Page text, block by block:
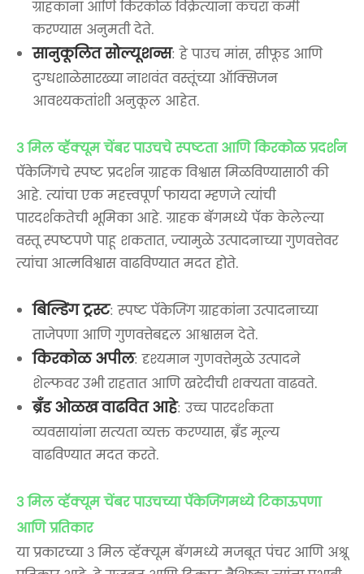
ग्राहकांना आणि किरकोळ विक्रेत्यांना कचरा कमी
करण्यास अनुमती देते.
सानुकूलित सोल्यूशन्स: हे पाउच मांस, सीफूड आणि
दुग्धशाळेसारख्या नाशवंत वस्तूंच्या ऑक्सिजन
आवश्यकतांशी अनुकूल आहेत.
3 मिल व्हॅक्यूम चेंबर पाउचचे स्पष्टता आणि किरकोळ प्रदर्शन
पॅकेजिंगचे स्पष्ट प्रदर्शन ग्राहक विश्वास मिळविण्यासाठी की
आहे. त्यांचा एक महत्त्वपूर्ण फायदा म्हणजे त्यांची
पारदर्शकतेची भूमिका आहे. ग्राहक बॅगमध्ये पॅक केलेल्या
वस्तू स्पष्टपणे पाहू शकतात, ज्यामुळे उत्पादनाच्या गुणवत्तेवर
त्यांचा आत्मविश्वास वाढविण्यात मदत होते.
बिल्डिंग ट्रस्ट: स्पष्ट पॅकेजिंग ग्राहकांना उत्पादनाच्या
ताजेपणा आणि गुणवत्तेबद्दल आश्वासन देते.
किरकोळ अपील: दृश्यमान गुणवत्तेमुळे उत्पादने
शेल्फवर उभी राहतात आणि खरेदीची शक्यता वाढवते.
ब्रँड ओळख वाढवित आहे: उच्च पारदर्शकता
व्यवसायांना सत्यता व्यक्त करण्यास, ब्रँड मूल्य
वाढविण्यात मदत करते.
3 मिल व्हॅक्यूम चेंबर पाउचच्या पॅकेजिंगमध्ये टिकाऊपणा
आणि प्रतिकार
या प्रकारच्या 3 मिल व्हॅक्यूम बॅगमध्ये मजबूत पंचर आणि अश्रू